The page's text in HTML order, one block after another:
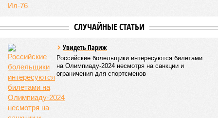
развитие местной железнодорожной инфраструктуры.
Из слов Белозёрова и приведённых фактов легко сделать
деловой активностью, а сугубой благотворительностью, не
инвестировало, а раздавало пожертвования, не
зарабатывало само, а давало зарабатывать другим и,
выходит, никак не гарантировало собственные интересы.
«Пока самая популярная в Армении точка зрения по
поводу будущего железных дорог рес­публики –
национализировать пути сообщения и, естественно,
ничего РЖД не компенсировать. Модернизация железных